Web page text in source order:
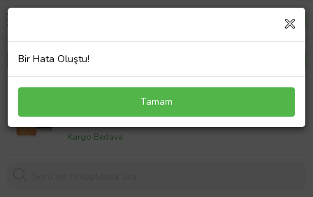
Amazon Kindle Paperwhite 4 E-Kitap Okuyucu Kılıfı
769,00 TL
Kargo Bedava
Bir Hata Oluştu!
Tamam